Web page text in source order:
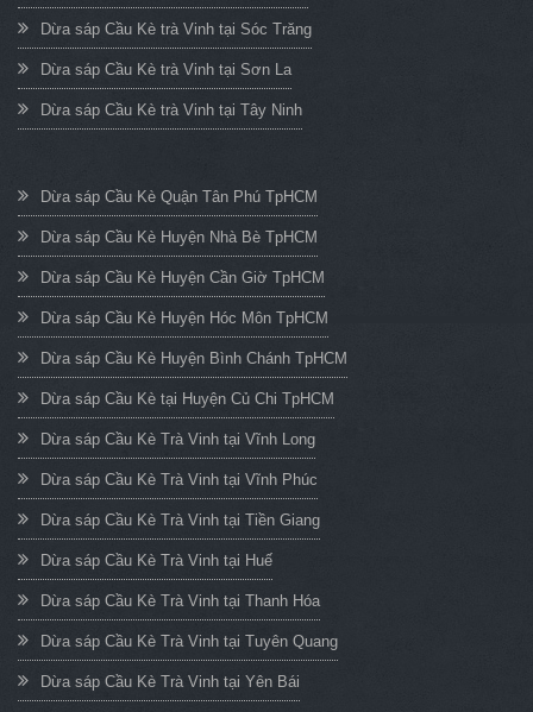
Dừa sáp Cầu Kè trà Vinh tại Sóc Trăng
Dừa sáp Cầu Kè trà Vinh tại Sơn La
Dừa sáp Cầu Kè trà Vinh tại Tây Ninh
Dừa sáp Cầu Kè Quận Tân Phú TpHCM
Dừa sáp Cầu Kè Huyện Nhà Bè TpHCM
Dừa sáp Cầu Kè Huyện Cần Giờ TpHCM
Dừa sáp Cầu Kè Huyện Hóc Môn TpHCM
Dừa sáp Cầu Kè Huyện Bình Chánh TpHCM
Dừa sáp Cầu Kè tại Huyện Củ Chi TpHCM
Dừa sáp Cầu Kè Trà Vinh tại Vĩnh Long
Dừa sáp Cầu Kè Trà Vinh tại Vĩnh Phúc
Dừa sáp Cầu Kè Trà Vinh tại Tiền Giang
Dừa sáp Cầu Kè Trà Vinh tại Huế
Dừa sáp Cầu Kè Trà Vinh tại Thanh Hóa
Dừa sáp Cầu Kè Trà Vinh tại Tuyên Quang
Dừa sáp Cầu Kè Trà Vinh tại Yên Bái